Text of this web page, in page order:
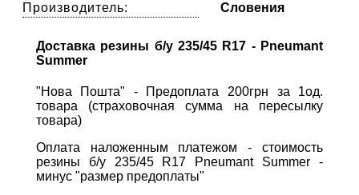
Производитель:
Словения
Доставка резины б/у 235/45 R17 - Pneumant
Summer
"Нова Пошта" - Предоплата 200грн за 1од.
товара (страховочная сумма на пересылку
товара)
Оплата наложенным платежом - стоимость
резины б/у 235/45 R17 Pneumant Summer -
минус "размер предоплаты"